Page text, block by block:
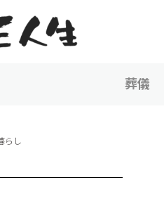
葬儀
歩き方〜
らし